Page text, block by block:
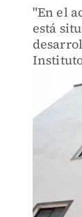
"En el
está